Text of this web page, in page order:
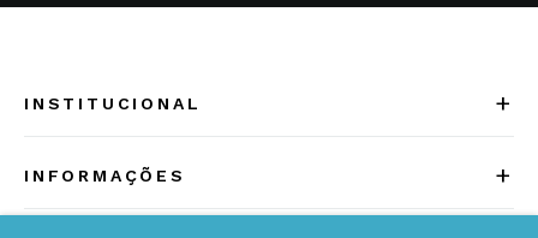
INSTITUCIONAL +
INFORMAÇÕES +